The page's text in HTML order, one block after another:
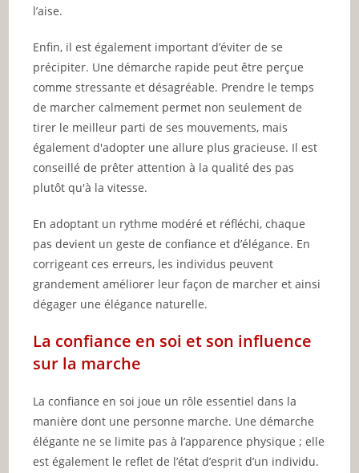
l’aise.
Enfin, il est également important d’éviter de se
précipiter. Une démarche rapide peut être perçue
comme stressante et désagréable. Prendre le temps
de marcher calmement permet non seulement de
tirer le meilleur parti de ses mouvements, mais
également d'adopter une allure plus gracieuse. Il est
conseillé de prêter attention à la qualité des pas
plutôt qu'à la vitesse.
En adoptant un rythme modéré et réfléchi, chaque
pas devient un geste de confiance et d’élégance. En
corrigeant ces erreurs, les individus peuvent
grandement améliorer leur façon de marcher et ainsi
dégager une élégance naturelle.
La confiance en soi et son influence
sur la marche
La confiance en soi joue un rôle essentiel dans la
manière dont une personne marche. Une démarche
élégante ne se limite pas à l’apparence physique ; elle
est également le reflet de l’état d’esprit d’un individu.